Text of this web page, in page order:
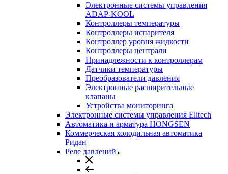
Электронные системы управления
ADAP-KOOL
Контроллеры температуры
Контроллеры испарителя
Контроллер уровня жидкости
Контроллеры централи
Принадлежности к контроллерам
Датчики температуры
Преобразователи давления
Электронные расширительные
клапаны
Устройства мониторинга
Электронные системы управления Elitech
Автоматика и арматура HONGSEN
Коммерческая холодильная автоматика
Ридан
Реле давлений